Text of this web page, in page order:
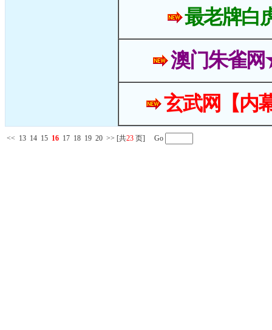
最老牌白
澳门朱雀
玄武网【内
<< 13 14 15 16 17 18 19 20 >> [共23 页] Go